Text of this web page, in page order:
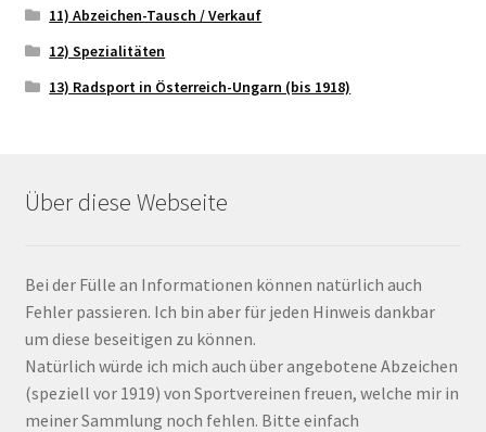
11) Abzeichen-Tausch / Verkauf
12) Spezialitäten
13) Radsport in Österreich-Ungarn (bis 1918)
Über diese Webseite
Bei der Fülle an Informationen können natürlich auch
Fehler passieren. Ich bin aber für jeden Hinweis dankbar
um diese beseitigen zu können.
Natürlich würde ich mich auch über angebotene Abzeichen
(speziell vor 1919) von Sportvereinen freuen, welche mir in
meiner Sammlung noch fehlen. Bitte einfach